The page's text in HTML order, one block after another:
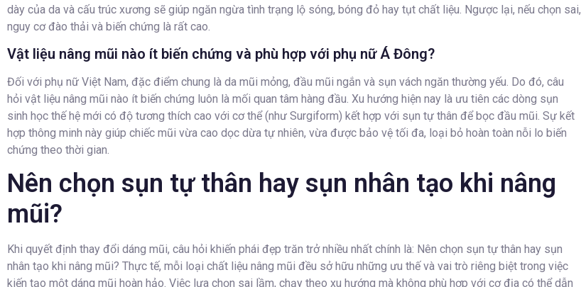
dày của da và cấu trúc xương sẽ giúp ngăn ngừa tình trạng lộ sóng, bóng đỏ hay tụt chất liệu. Ngược lại, nếu chọn sai,
nguy cơ đào thải và biến chứng là rất cao.
Vật liệu nâng mũi nào ít biến chứng và phù hợp với phụ nữ Á Đông?
Đối với phụ nữ Việt Nam, đặc điểm chung là da mũi mỏng, đầu mũi ngắn và sụn vách ngăn thường yếu. Do đó, câu
hỏi vật liệu nâng mũi nào ít biến chứng luôn là mối quan tâm hàng đầu. Xu hướng hiện nay là ưu tiên các dòng sụn
sinh học thế hệ mới có độ tương thích cao với cơ thể (như Surgiform) kết hợp với sụn tự thân để bọc đầu mũi. Sự kết
hợp thông minh này giúp chiếc mũi vừa cao dọc dừa tự nhiên, vừa được bảo vệ tối đa, loại bỏ hoàn toàn nỗi lo biến
chứng theo thời gian.
Nên chọn sụn tự thân hay sụn nhân tạo khi nâng
mũi?
Khi quyết định thay đổi dáng mũi, câu hỏi khiến phái đẹp trăn trở nhiều nhất chính là: Nên chọn sụn tự thân hay sụn
nhân tạo khi nâng mũi? Thực tế, mỗi loại chất liệu nâng mũi đều sở hữu những ưu thế và vai trò riêng biệt trong việc
kiến tạo một dáng mũi hoàn hảo. Việc lựa chọn sai lầm, chạy theo xu hướng mà không phù hợp với cơ địa có thể dẫn